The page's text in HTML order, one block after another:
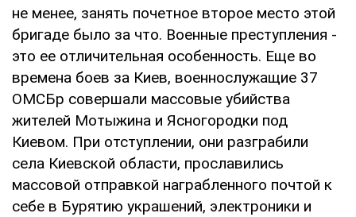
не менее, занять почетное второе место этой
бригаде было за что. Военные преступления -
это ее отличительная особенность. Еще во
времена боев за Киев, военнослужащие 37
ОМСБр совершали массовые убийства
жителей Мотыжина и Ясногородки под
Киевом. При отступлении, они разграбили
села Киевской области, прославились
массовой отправкой награбленного почтой к
себе в Бурятию украшений, электроники и